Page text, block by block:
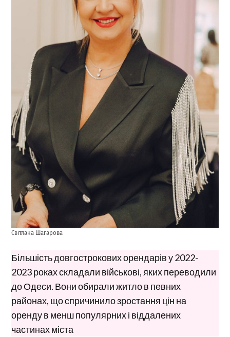
Світлана Шагарова
Більшість довгострокових орендарів у 2022-
2023 роках складали військові, яких переводили
до Одеси. Вони обирали житло в певних
районах, що спричинило зростання цін на
оренду в менш популярних і віддалених
частинах міста